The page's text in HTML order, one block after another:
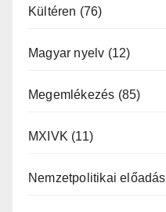
Kültéren (76)
Magyar nyelv (12)
Megemlékezés (85)
MXIVK (11)
Nemzetpolitikai előadás